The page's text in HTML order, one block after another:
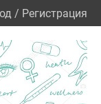
/ Регистрация